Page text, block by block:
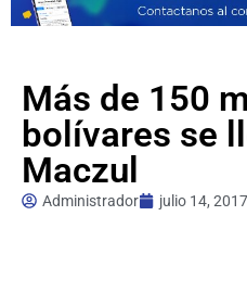
Más de 150
bolívares se
Maczul
Administrador julio 14, 2017